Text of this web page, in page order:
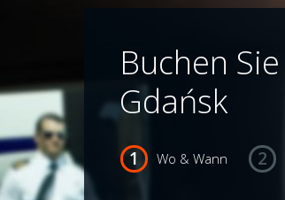
Buchen
Gdańsk
Wo & Wann